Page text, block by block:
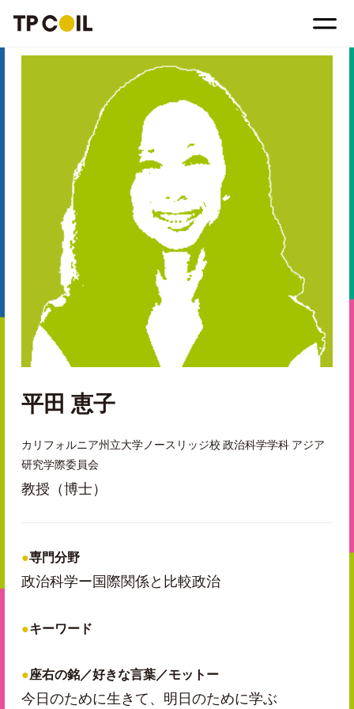
平田 恵子
カリフォルニア州立大学ノースリッジ校 政治科学学科 アジア
研究学際委員会
教授（博士）
専門分野
政治科学ー国際関係と比較政治
キーワード
座右の銘／好きな言葉／モットー
今日のために生きて、明日のために学ぶ